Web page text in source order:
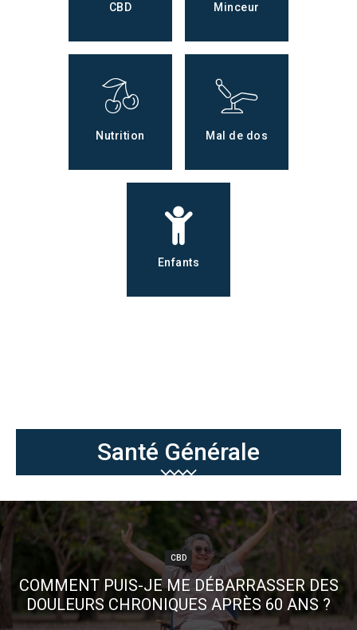
CBD Minceur
Nutrition Mal de dos
Enfants
Santé Générale
CBD
COMMENT PUIS-JE ME DÉBARRASSER DES
DOULEURS CHRONIQUES APRÈS 60 ANS ?